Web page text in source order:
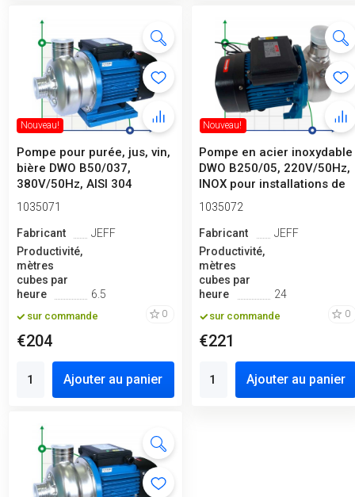
Nouveau!
Pompe pour purée, jus, vin,
bière DWO B50/037,
380V/50Hz, AISI 304
1035071
Fabricant
JEFF
Productivité,
mètres
cubes par
heure
6.5
sur commande 0
€204
Ajouter au panier
Nouveau!
Pompe en acier inoxydable
DWO B250/05, 220V/50Hz,
INOX pour installations de
...
1035072
Fabricant
JEFF
Productivité,
mètres
cubes par
heure
24
sur commande 0
€221
Ajouter au panier